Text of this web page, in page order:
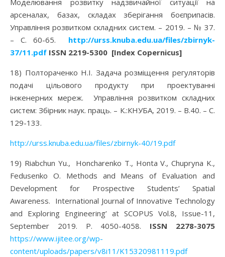
Моделювання розвитку надзвичайної ситуації на
арсеналах, базах, складах зберігання боєприпасів.
Управління розвитком складних систем. – 2019. – № 37.
– C. 60-65. http://urss.knuba.edu.ua/files/zbirnyk-
37/11.pdf ISSN 2219-5300 [Index Copernicus]
18) Полтораченко Н.І. Задача розміщення регуляторів
подачі цільового продукту при проектуванні
інженерних мереж. Управління розвитком складних
систем: Збірник наук. праць. – К.:КНУБА, 2019. – В.40. – С.
129-133.
http://urss.knuba.edu.ua/files/zbirnyk-40/19.pdf
19) Riabchun Yu., Honcharenko T., Honta V., Chupryna K.,
Fedusenko O. Methods and Means of Evaluation and
Development for Prospective Students’ Spatial
Awareness. International Journal of Innovative Technology
and Exploring Engineering’ at SCOPUS Vol.8, Issue-11,
September 2019. P. 4050-4058. ISSN 2278-3075
https://www.ijitee.org/wp-
content/uploads/papers/v8i11/K15320981119.pdf